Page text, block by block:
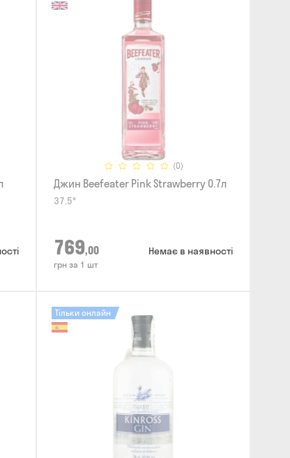
(0)
Джин Beefeater Pink Strawberry 0.7л
37.5°
769,00
грн за 1 шт
Немає в наявності
Тільки онлайн